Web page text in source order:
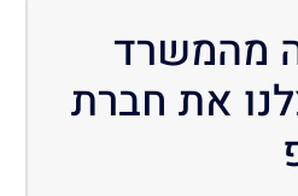
מהמשרד
את חברת